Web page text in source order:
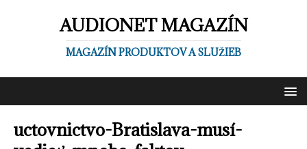
AUDIONET MAGAZÍN
MAGAZÍN PRODUKTOV A SLUŽIEB
uctovnictvo-Bratislava-musí-